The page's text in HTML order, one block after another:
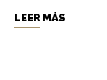
LEER MÁS